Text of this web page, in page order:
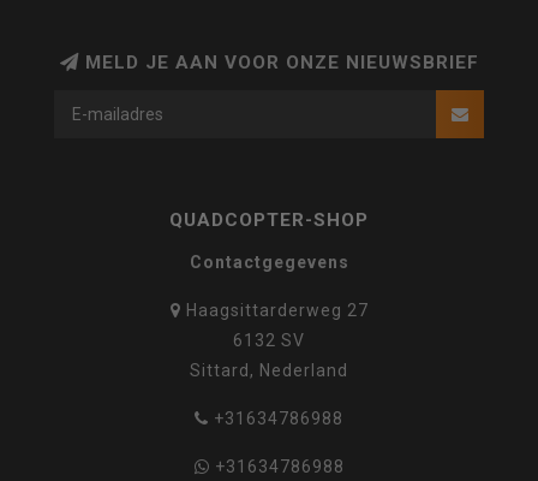
MELD JE AAN VOOR ONZE NIEUWSBRIEF
QUADCOPTER-SHOP
Contactgegevens
Haagsittarderweg 27
6132 SV
Sittard, Nederland
+31634786988
+31634786988